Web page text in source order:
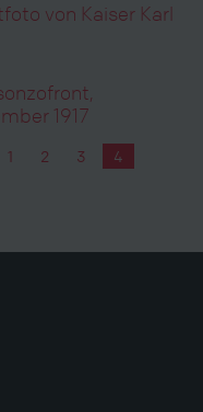
von Kaiser Karl
1917
1 2 3 4